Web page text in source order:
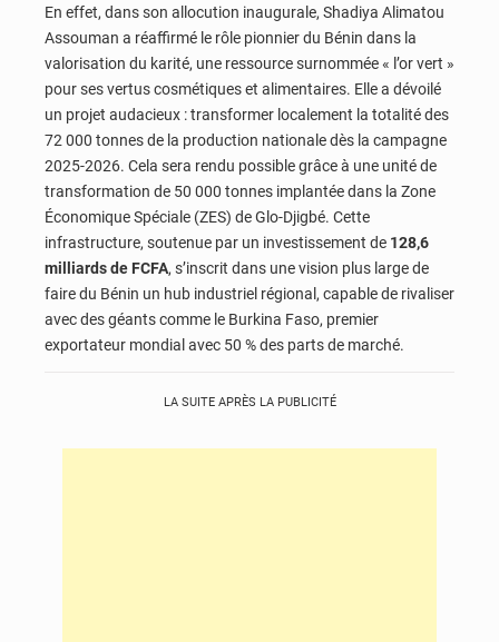
En effet, dans son allocution inaugurale, Shadiya Alimatou
Assouman a réaffirmé le rôle pionnier du Bénin dans la
valorisation du karité, une ressource surnommée « l’or vert »
pour ses vertus cosmétiques et alimentaires. Elle a dévoilé
un projet audacieux : transformer localement la totalité des
72 000 tonnes de la production nationale dès la campagne
2025-2026. Cela sera rendu possible grâce à une unité de
transformation de 50 000 tonnes implantée dans la Zone
Économique Spéciale (ZES) de Glo-Djigbé. Cette
infrastructure, soutenue par un investissement de 128,6
milliards de FCFA, s’inscrit dans une vision plus large de
faire du Bénin un hub industriel régional, capable de rivaliser
avec des géants comme le Burkina Faso, premier
exportateur mondial avec 50 % des parts de marché.
LA SUITE APRÈS LA PUBLICITÉ